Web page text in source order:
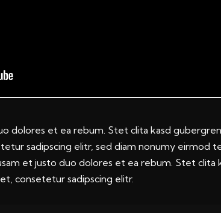
dolores et ea rebum. Stet clita kasd
sadipscing elitr, sed diam nonumy eirmod
et justo duo dolores et ea rebum. Stet
consetetur sadipscing elitr.